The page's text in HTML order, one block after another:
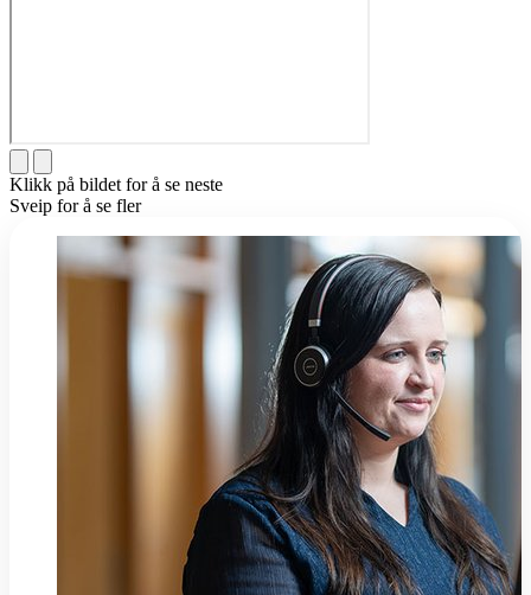
Klikk på bildet for å se neste
Sveip for å se fler